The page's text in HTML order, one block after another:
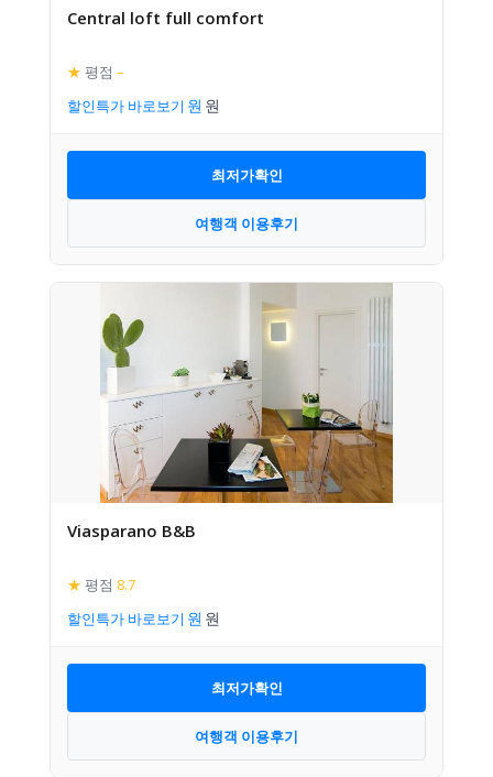
Central loft full comfort
★ 평점 –
할인특가 바로보기
최저가확인
여행객 이용후기
Viasparano B&B
★ 평점 8.7
할인특가 바로보기
최저가확인
여행객 이용후기